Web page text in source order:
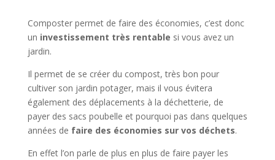
Composter permet de faire des économies, c’est donc
un investissement très rentable si vous avez un
jardin.
Il permet de se créer du compost, très bon pour
cultiver son jardin potager, mais il vous évitera
également des déplacements à la déchetterie, de
payer des sacs poubelle et pourquoi pas dans quelques
années de faire des économies sur vos déchets.
En effet l’on parle de plus en plus de faire payer les